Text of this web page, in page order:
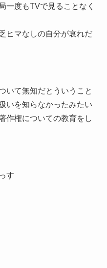
一度もTVで見ることなく
ヒマなしの自分が哀れだ
いて無知だとういうこと
いを知らなかったみたい
作権についての教育をし
す